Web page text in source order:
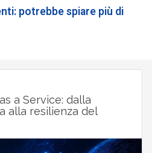
potrebbe spiare più di
a Service: dalla
alla resilienza del